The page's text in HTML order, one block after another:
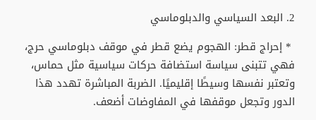
2. البعد السياسي والدبلوماسي
* إحراج قطر: الهجوم يضع قطر في موقف دبلوماسي حرج،
فهي تتبنى سياسة استضافة حركات سياسية مثل حماس،
وتعتبر نفسها وسيطًا إقليميًا. الضربة المباشرة تهدد هذا
الدور وتجعل موقفها في المفاوضات أضعف.